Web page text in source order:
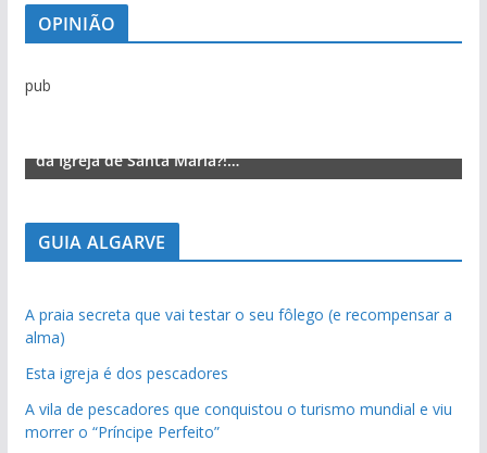
OPINIÃO
pub
da Igreja de Santa Maria?!…
GUIA ALGARVE
A praia secreta que vai testar o seu fôlego (e recompensar a
alma)
Esta igreja é dos pescadores
A vila de pescadores que conquistou o turismo mundial e viu
morrer o “Príncipe Perfeito”